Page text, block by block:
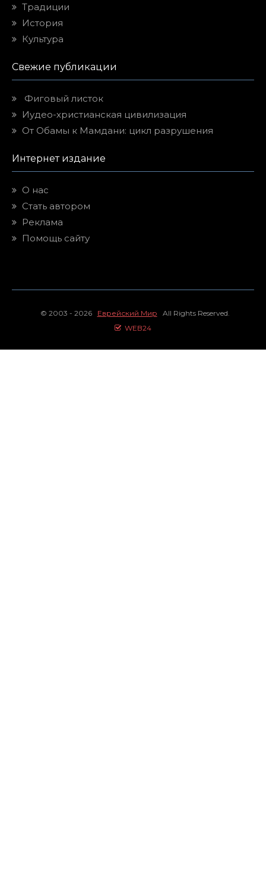
Традиции
История
Культура
Свежие публикации
Фиговый листок
Иудео-христианская цивилизация
От Обамы к Мамдани: цикл разрушения
Интернет издание
О нас
Стать автором
Реклама
Помощь сайту
© 2003 - 2026 Еврейский Мир All Rights Reserved.
WEB24